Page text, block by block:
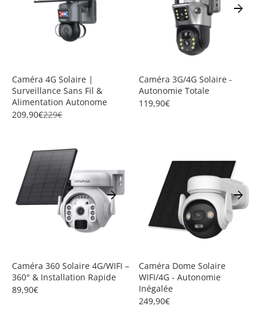
Caméra 4G Solaire |
Surveillance Sans Fil &
Alimentation Autonome
209,90€229€
arrow_forward
Caméra 3G/4G Solaire -
Autonomie Totale
119,90€
arrow_forward
Caméra 360 Solaire 4G/WIFI –
360° & Installation Rapide
89,90€
arrow_forward
Caméra Dome Solaire
WIFI/4G - Autonomie
Inégalée
249,90€